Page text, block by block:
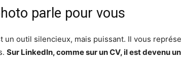
parle pour vous
outil silencieux, mais puissant. Il vous
Sur LinkedIn, comme sur un CV, il est devenu